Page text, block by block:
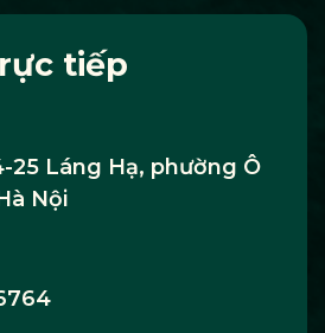
tiếp
25 Láng Hạ, phường Ô
Nội